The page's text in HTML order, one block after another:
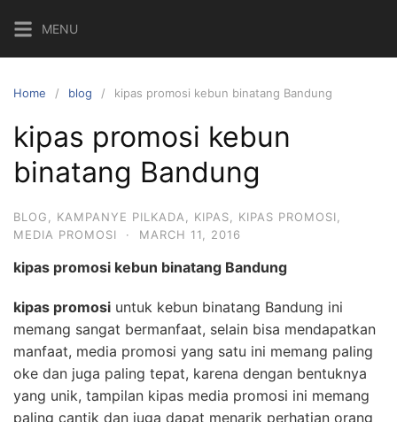
content
MENU
Home blog kipas promosi kebun binatang Bandung
kipas promosi kebun
binatang Bandung
BLOG KAMPANYE PILKADA KIPAS KIPAS PROMOSI
MEDIA PROMOSI
· MARCH 11, 2016
kipas promosi kebun binatang Bandung
kipas promosi untuk kebun binatang Bandung ini
memang sangat bermanfaat, selain bisa mendapatkan
manfaat, media promosi yang satu ini memang paling
oke dan juga paling tepat, karena dengan bentuknya
yang unik, tampilan kipas media promosi ini memang
paling cantik dan juga dapat menarik perhatian orang